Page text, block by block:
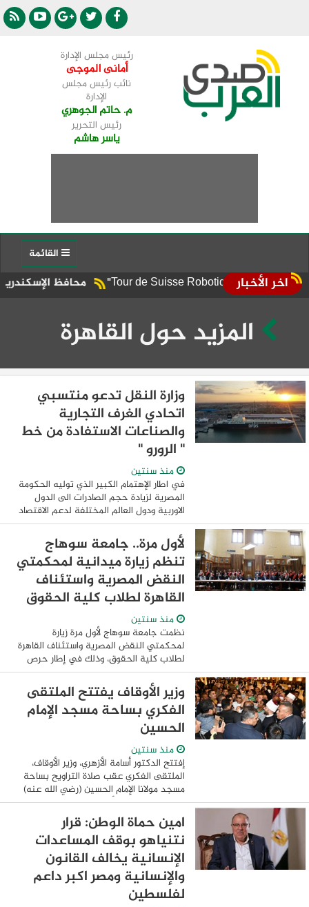
رئيس مجلس الإدارة
أمانى الموجى
نائب رئيس مجلس
الإدارة
م. حاتم الجوهري
رئيس التحرير
ياسر هاشم
اخر الأخبار محافظ الإسكندرية يوجه
المزيد حول القاهرة
وزارة النقل تدعو منتسبي
اتحادي الغرف التجارية
والصناعات الاستفادة من خط
" الرورو "
منذ سنتين
في اطار الإهتمام الكبير الذي توليه الحكومة
المصرية لزيادة حجم الصادرات الى الدول
الاوربية ودول العالم المختلفة لدعم الاقتصاد
القومي وفي ضوء تشغيل وزارة النقل لخط
الرورو بين مينائى دمياط و تريستا ...
لأول مرة.. جامعة سوهاج
تنظم زيارة ميدانية لمحكمتي
النقض المصرية واستئناف
القاهرة لطلاب كلية الحقوق
منذ سنتين
نظمت جامعة سوهاج لأول مرة زيارة
لمحكمتي النقض المصرية واستئناف القاهرة
لطلاب كلية الحقوق، وذلك في إطار حرص
الجامعة علي تعزيز وصقل مهارات الطلاب و
زيادة ثقافة الوعي القانوني لديهم ودمج
الجانب النظري ...
وزير الأوقاف يفتتح الملتقى
الفكري بساحة مسجد الإمام
الحسين
منذ سنتين
إفتتح الدكتور أسامة الأزهري، وزير الأوقاف،
الملتقى الفكري عقب صلاة التراويح بساحة
مسجد مولانا الإمام الحسين (رضي الله عنه)
في القاهرة، وسط أجواء إيمانية مفعمة
بالروحانية، وذلك في إطار جهود ...
امين حماة الوطن: قرار
نتنياهو بوقف المساعدات
الإنسانية يخالف القانون
والإنسانية ومصر اكبر داعم
لفلسطين